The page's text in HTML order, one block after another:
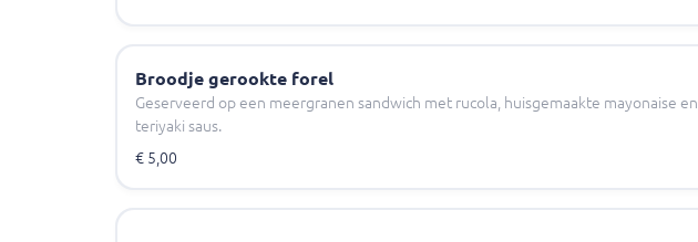
Broodje gerookte forel
Geserveerd op een meergranen sandwich met rucola, huisgemaakte mayonaise en
teriyaki saus.
€ 5,00